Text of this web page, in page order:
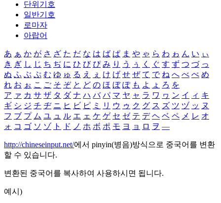
단위기호
일반기호
로마자
아랍어
あ ぁ か が さ ざ た だ な は ば ぱ ま や ゃ ら わ ゎ ん い ぃ
き ぎ し じ ち ぢ に ひ び ぴ み り う ぅ く ぐ す ず つ づ っ
ぬ ふ ぶ ぷ む ゆ ゅ る え ぇ け げ せ ぜ て で ね へ べ ぺ め
れ お ぉ こ ご そ ぞ と ど の ほ ぼ ぽ も よ ょ ろ を
ア ァ カ サ ザ タ ダ ナ ハ バ パ マ ヤ ャ ラ ワ ヮ ン イ ィ キ
ギ シ ジ チ ヂ ニ ヒ ビ ピ ミ リ ウ ゥ ク グ ス ズ ツ ヅ ッ ヌ
フ ブ プ ム ユ ュ ル エ ェ ケ ゲ セ ゼ テ デ ヘ ベ ペ メ レ オ
ォ コ ゴ ソ ゾ ト ド ノ ホ ボ ポ モ ヨ ョ ロ ヲ ―
http://chineseinput.net/에서 pinyin(병음)방식으로 중국어를 변환
할 수 있습니다.
변환된 중국어를 복사하여 사용하시면 됩니다.
예시)